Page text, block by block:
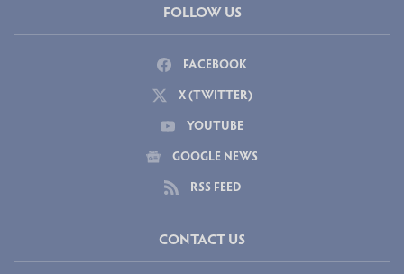
FOLLOW US
FACEBOOK
X (TWITTER)
YOUTUBE
GOOGLE NEWS
RSS FEED
CONTACT US